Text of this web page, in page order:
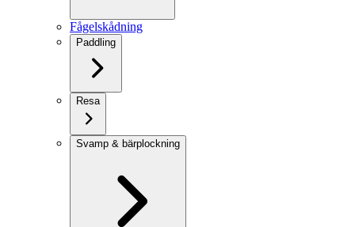
Fågelskådning
Paddling
Resa
Svamp & bärplockning